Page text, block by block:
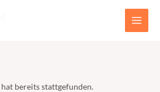
Main
bereits stattgefunden.